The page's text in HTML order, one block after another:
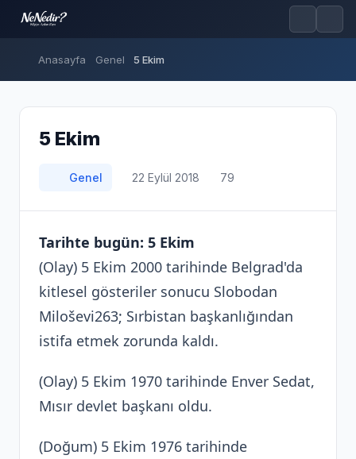
Anasayfa Genel 5 Ekim
5 Ekim
Genel 22 Eylül 2018 79
Tarihte bugün: 5 Ekim
(Olay) 5 Ekim 2000 tarihinde Belgrad'da
kitlesel gösteriler sonucu Slobodan
Miloševi263; Sırbistan başkanlığından
istifa etmek zorunda kaldı.
(Olay) 5 Ekim 1970 tarihinde Enver Sedat,
Mısır devlet başkanı oldu.
(Doğum) 5 Ekim 1976 tarihinde